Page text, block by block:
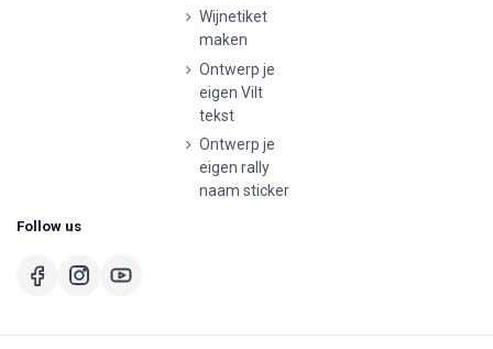
Wijnetiket
maken
Ontwerp je
eigen Vilt
tekst
Ontwerp je
eigen rally
naam sticker
Follow us